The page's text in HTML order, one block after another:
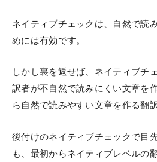
ネイティブチェックは、自然で読
めには有効です。
しかし裏を返せば、ネイティブチ
訳者が不自然で読みにくい文章を
ら自然で読みやすい文章を作る翻
後付けのネイティブチェックで目
も、最初からネイティブレベルの